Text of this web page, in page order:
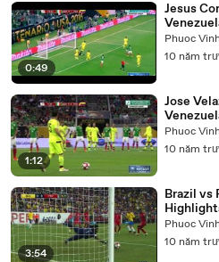
0:49
Jesus
Phuoc
10 năm
1:12
Jose
Phuoc
10 năm
3:54
Brazil vs
Phuoc
10 năm